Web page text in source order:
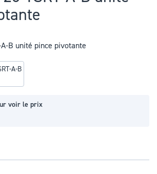
A-B unité pince pivotante
voir le prix
A-B